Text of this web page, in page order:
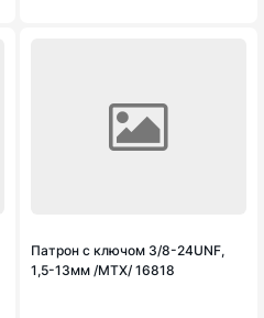
Патрон с ключом 3/8-24UNF,
1,5-13мм /MTX/ 16818